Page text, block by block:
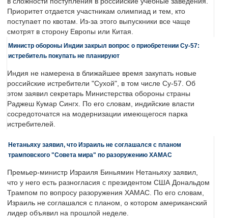
Приоритет отдается участникам олимпиад и тем, кто
поступает по квотам. Из-за этого выпускники все чаще
смотрят в сторону Европы или Китая.
Министр обороны Индии закрыл вопрос о приобретении Су-57:
истребитель покупать не планируют
Индия не намерена в ближайшее время закупать новые
российские истребители "Сухой", в том числе Су-57. Об
этом заявил секретарь Министерства обороны страны
Раджеш Кумар Сингх. По его словам, индийские власти
сосредоточатся на модернизации имеющегося парка
истребителей.
Нетаньяху заявил, что Израиль не соглашался с планом
трамповского "Совета мира" по разоружению ХАМАС
Премьер-министр Израиля Биньямин Нетаньяху заявил,
что у него есть разногласия с президентом США Дональдом
Трампом по вопросу разоружения ХАМАС. По его словам,
Израиль не соглашался с планом, о котором американский
лидер объявил на прошлой неделе.